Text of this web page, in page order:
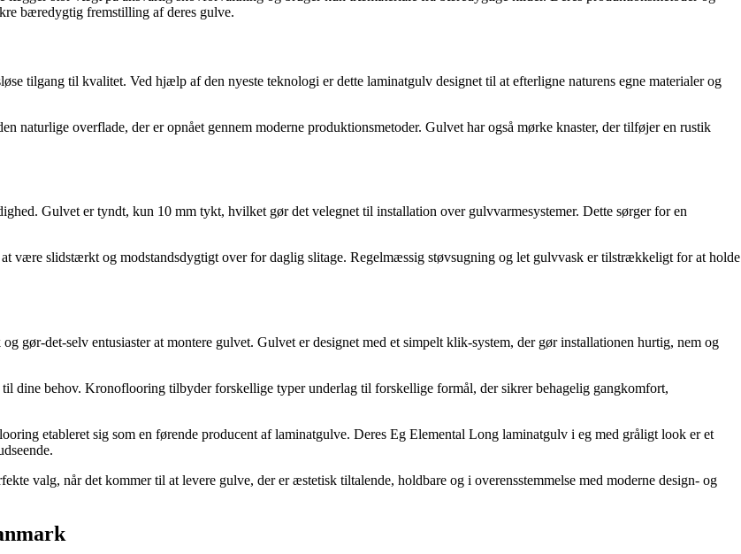
bæredygtig fremstilling af deres gulve.
tilgang til kvalitet. Ved hjælp af den nyeste teknologi er dette laminatgulv designet til at efterligne naturens egne materialer og
overflade, der er opnået gennem moderne produktionsmetoder. Gulvet har også mørke knaster, der tilføjer en rustik
Gulvet er tyndt, kun 10 mm tykt, hvilket gør det velegnet til installation over gulvvarmesystemer. Dette sørger for en
være slidstærkt og modstandsdygtigt over for daglig slitage. Regelmæssig støvsugning og let gulvvask er tilstrækkeligt for at holde
gør-det-selv entusiaster at montere gulvet. Gulvet er designet med et simpelt klik-system, der gør installationen hurtig, nem og
dine behov. Kronoflooring tilbyder forskellige typer underlag til forskellige formål, der sikrer behagelig gangkomfort,
etableret sig som en førende producent af laminatgulve. Deres Eg Elemental Long laminatgulv i eg med gråligt look er et
valg, når det kommer til at levere gulve, der er æstetisk tiltalende, holdbare og i overensstemmelse med moderne design- og